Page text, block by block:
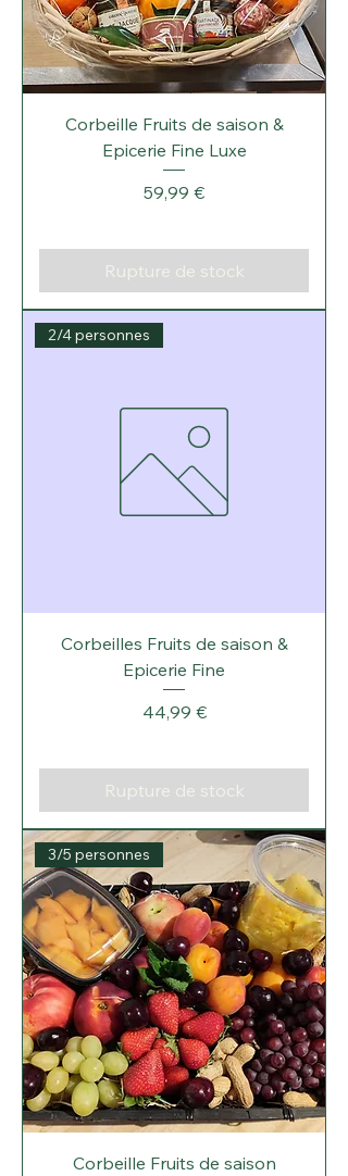
Corbeille Fruits de saison &
Epicerie Fine Luxe
Prix
59,99 €
Rupture de stock
2/4 personnes
Corbeilles Fruits de saison &
Epicerie Fine
Prix
44,99 €
Rupture de stock
3/5 personnes
Corbeille Fruits de saison